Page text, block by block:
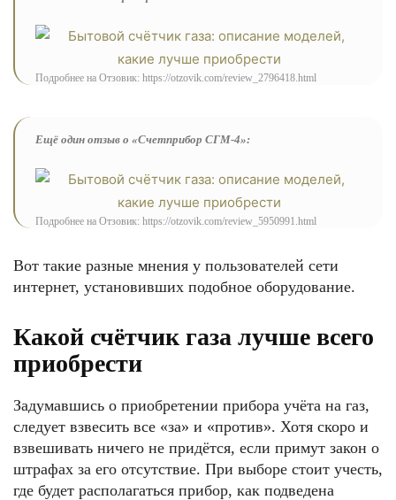
Подробнее на Отзовик: https://otzovik.com/review_2796418.html
Ещё один отзыв о «Счетприбор СГМ-4»:
Подробнее на Отзовик: https://otzovik.com/review_5950991.html
Вот такие разные мнения у пользователей сети
интернет, установивших подобное оборудование.
Какой счётчик газа лучше всего
приобрести
Задумавшись о приобретении прибора учёта на газ,
следует взвесить все «за» и «против». Хотя скоро и
взвешивать ничего не придётся, если примут закон о
штрафах за его отсутствие. При выборе стоит учесть,
где будет располагаться прибор, как подведена